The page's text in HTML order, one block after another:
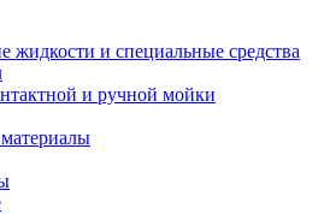
жидкости и специальные средства
и ручной мойки